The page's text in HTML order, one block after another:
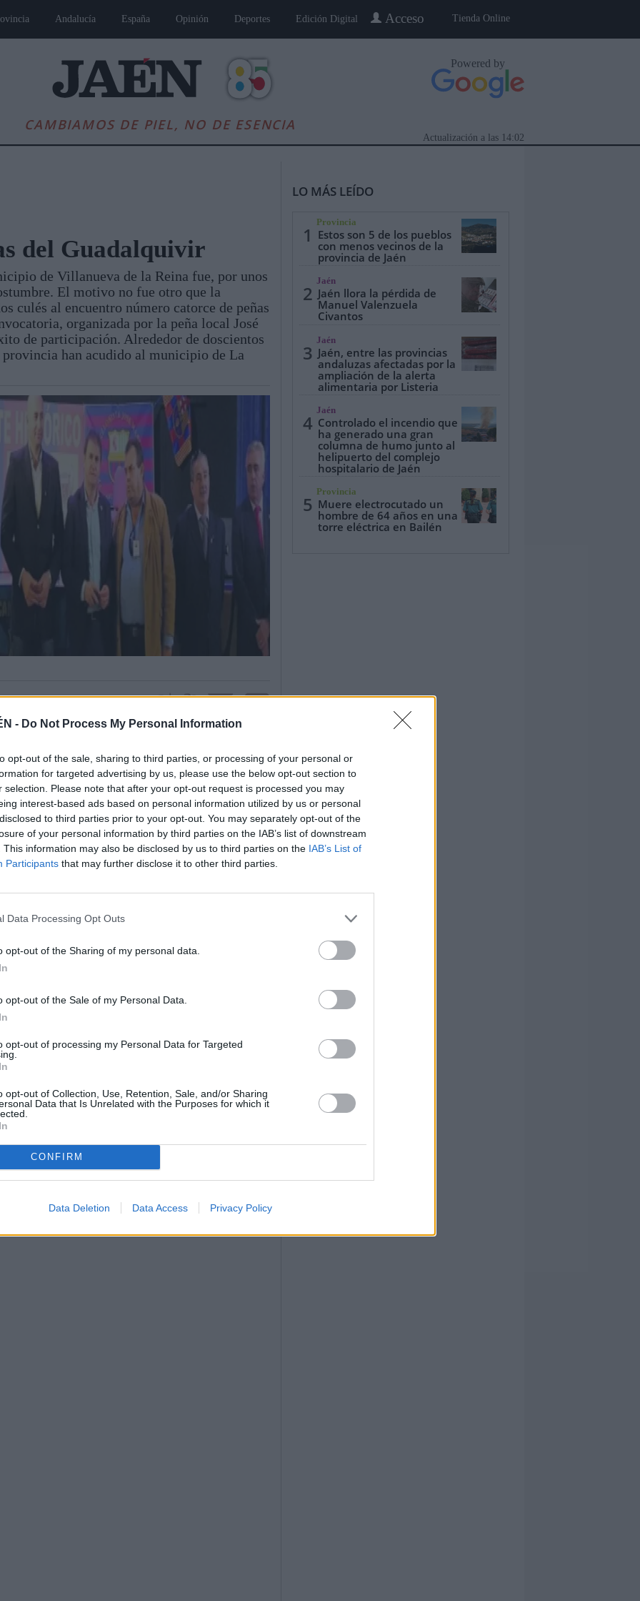
- Do Not Process My Personal Information
opt-out of the sale, sharing to third parties, or processing of your personal or
for targeted advertising by us, please use the below opt-out section to
selection. Please note that after your opt-out request is processed you may
interest-based ads based on personal information utilized by us or personal
to third parties prior to your opt-out. You may separately opt-out of the
of your personal information by third parties on the IAB’s list of downstream
This information may also be disclosed by us to third parties on the IAB’s List of
Participants that may further disclose it to other third parties.
Data Processing Opt Outs
opt-out of the Sharing of my personal data.
opt-out of the Sale of my Personal Data.
opt-out of processing my Personal Data for Targeted
opt-out of Collection, Use, Retention, Sale, and/or Sharing
Data that Is Unrelated with the Purposes for which it
CONFIRM
Data Deletion Data Access Privacy Policy
Tienda Online
Acceso
Andalucía España Opinión Deportes Edición Digital
CAMBIAMOS DE PIEL, NO DE ESENCIA
Powered by
14:02
Actualización a las
Andalucía Internacional Opinión Cultura Deportes Jaén, Pueblo a Pueblo Especiales
del Guadalquivir
de Villanueva de la Reina fue, por unos
El motivo no fue otro que la
culés al encuentro número catorce de peñas
organizada por la peña local José
de participación. Alrededor de doscientos
provincia han acudido al municipio de La
de varios encuentros deportivos con dos figuras
de los exjugadores de fútbol y
que enseñaron a los más pequeños aspectos
fue cuan- do se centraron los principales actos,
durante este último año. Peñas, autoridades y
ferial, a escasos metros de la orilla del río
todos los actos.
presidentes de las peñas barcelonistas de
presentes. Después de un desayuno molinero y
se trasladaron hasta el Ayuntamiento de
por las autoridades locales. Además, los
de Villanueva de la Reina, así como
Gómez, presidente de la peña anfitriona, destacó
catalán y subrayó: “Estamos muy contentos con
El teatro municipal, totalmente equipado para la
“Mundo Deportivo y Peñas”. La jornada acabó
Hotel Payber, inmueble en el que todos los
para el encuentro del próximo año.
LO MÁS LEÍDO
1
Provincia
Estos son 5 de los pueblos
con menos vecinos de la
provincia de Jaén
2
Jaén
Jaén llora la pérdida de
Manuel Valenzuela
Civantos
3
Jaén
Jaén, entre las provincias
andaluzas afectadas por la
ampliación de la alerta
alimentaria por Listeria
4
Jaén
Controlado el incendio que
ha generado una gran
columna de humo junto al
helipuerto del complejo
hospitalario de Jaén
5
Provincia
Muere electrocutado un
hombre de 64 años en una
torre eléctrica en Bailén